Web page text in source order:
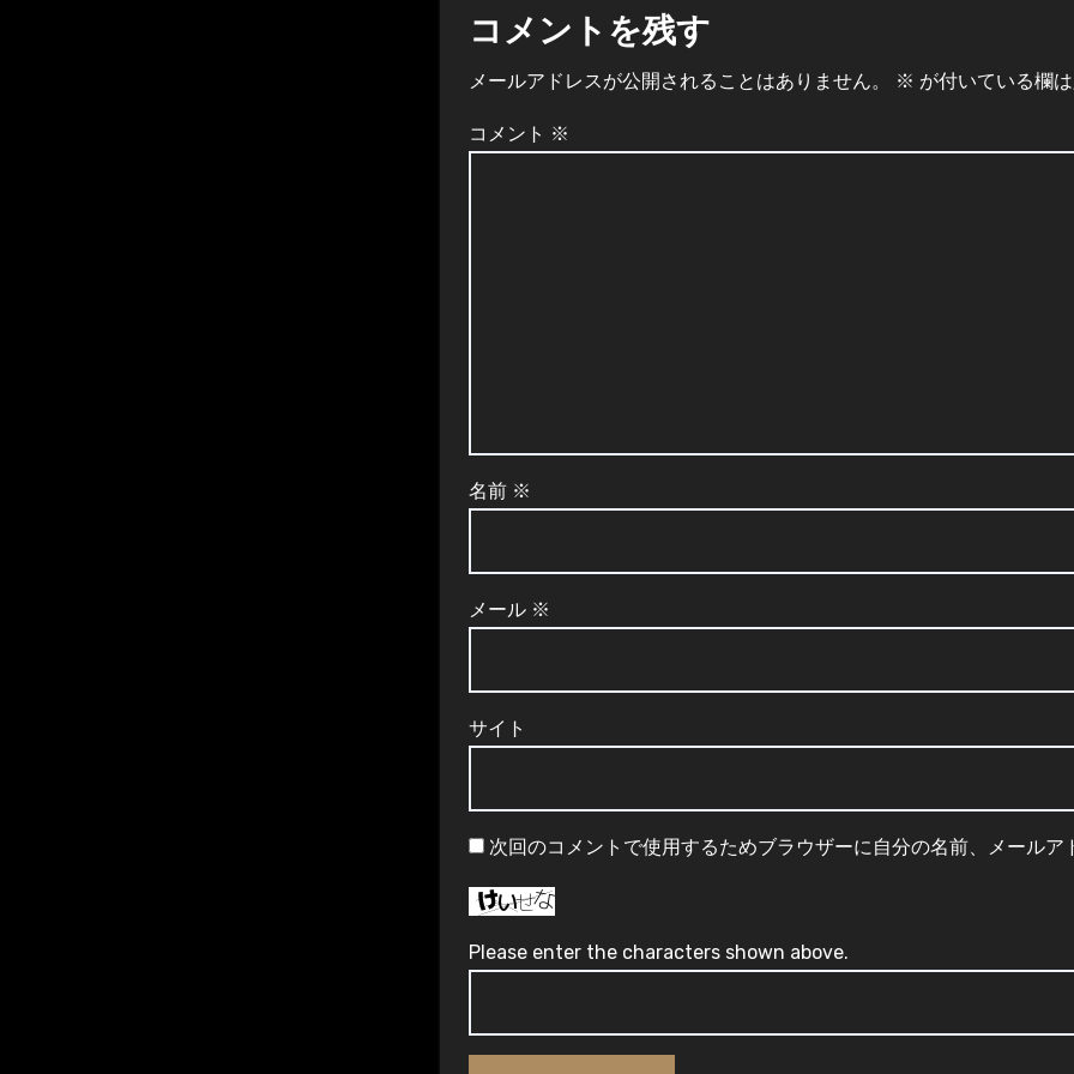
ゲ
ー
シ
コメントを残す
メールアドレスが公開されることはありません。 ※ が付いている欄
コメント ※
名前 ※
メール ※
サイト
次回のコメントで使用するためブラウザーに自分の名前、メールア
Please enter the characters shown above.